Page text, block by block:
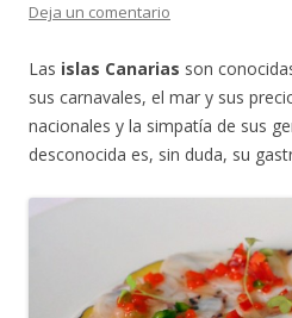
Deja un comentario
Las islas Canarias son
sus carnavales, el mar y sus
nacionales y la simpatía de sus
desconocida es, sin duda, su